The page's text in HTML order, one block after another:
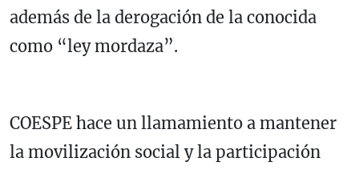
además de la derogación de la conocida
como “ley mordaza”.
COESPE hace un llamamiento a mantener
la movilización social y la participación